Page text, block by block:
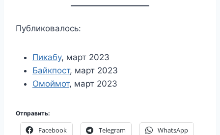
Публиковалось:
Пикабу, март 2023
Байкпост, март 2023
Омоймот, март 2023
Отправить:
Facebook Telegram WhatsApp